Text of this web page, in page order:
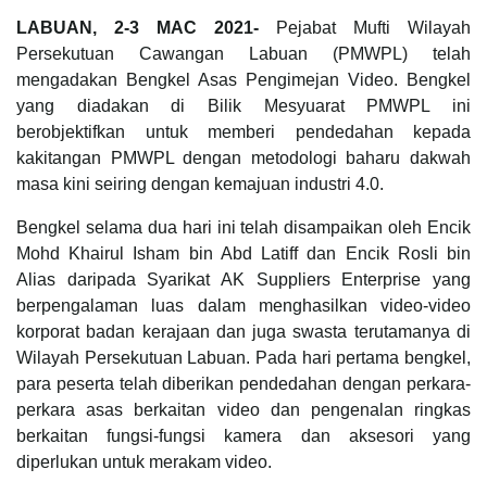
LABUAN, 2-3 MAC 2021- Pejabat Mufti Wilayah
Persekutuan Cawangan Labuan (PMWPL) telah
mengadakan Bengkel Asas Pengimejan Video. Bengkel
yang diadakan di Bilik Mesyuarat PMWPL ini
berobjektifkan untuk memberi pendedahan kepada
kakitangan PMWPL dengan metodologi baharu dakwah
masa kini seiring dengan kemajuan industri 4.0.
Bengkel selama dua hari ini telah disampaikan oleh Encik
Mohd Khairul Isham bin Abd Latiff dan Encik Rosli bin
Alias daripada Syarikat AK Suppliers Enterprise yang
berpengalaman luas dalam menghasilkan video-video
korporat badan kerajaan dan juga swasta terutamanya di
Wilayah Persekutuan Labuan. Pada hari pertama bengkel,
para peserta telah diberikan pendedahan dengan perkara-
perkara asas berkaitan video dan pengenalan ringkas
berkaitan fungsi-fungsi kamera dan aksesori yang
diperlukan untuk merakam video.